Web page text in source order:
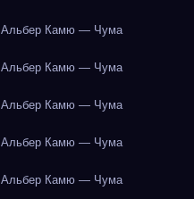
Альбер Камю — Чума
Альбер Камю — Чума
Альбер Камю — Чума
Альбер Камю — Чума
Альбер Камю — Чума